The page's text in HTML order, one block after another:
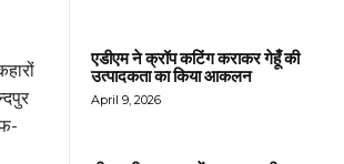
एडीएम ने क्रॉप कटिंग कराकर गेहूँ की
उत्पादकता का किया आकलन
April 9, 2026